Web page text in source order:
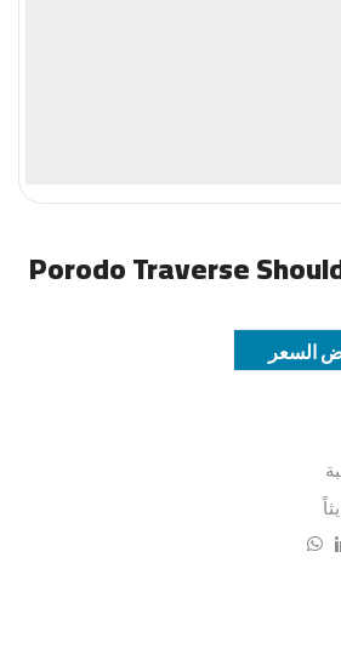
Porodo Traverse
السعر